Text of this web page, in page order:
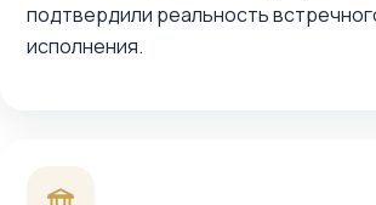
подтвердили реальность
исполнения.